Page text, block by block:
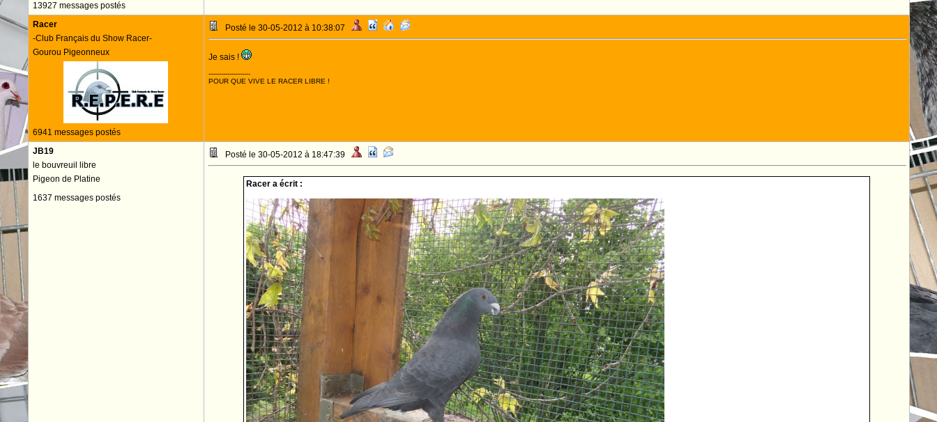
13927 messages postés
Racer
-Club Français du Show Racer-
Gourou Pigeonneux
6941 messages postés
Posté le 30-05-2012 à 10:38:07
Je sais !
--------------------
POUR QUE VIVE LE RACER LIBRE !
JB19
le bouvreuil libre
Pigeon de Platine
1637 messages postés
Posté le 30-05-2012 à 18:47:39
Racer a écrit :